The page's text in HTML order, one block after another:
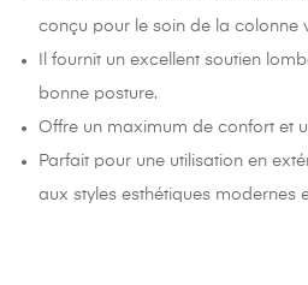
conçu pour le soin de la colonne
Il fournit un excellent soutien
bonne posture.
Offre un maximum de confort et
Parfait pour une utilisation en
aux styles esthétiques modernes